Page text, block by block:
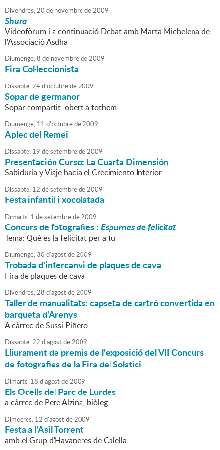
Divendres,20 de novembrede2009
Shura
Videofòrum i a continuació Debat amb Marta Michelena de
l'Associació Asdha
Diumenge,8 de novembrede2009
Fira Col·leccionista
Dissabte,24d'octubrede2009
Sopar de germanor
Sopar compartit obert a tothom
Diumenge, 11 d'octubrede2009
Aplec del Remei
Dissabte, 19 desetembrede2009
Presentación Curso: La Cuarta Dimensión
Sabiduría y Viaje hacia el Crecimiento Interior
Dissabte, 12 desetembrede2009
Festa infantil i xocolatada
Dimarts, 1 desetembrede2009
Concurs de fotografies :Espurnes de felicitat
Tema: Què es la felicitat per a tu
Diumenge,30 d'agostde2009
Trobada d'intercanvi de plaques de cava
Fira de plaques de cava
Divendres,28 d'agostde2009
Taller de manualitats: capseta de cartró convertida en
barqueta d'Arenys
A càrrec de Sussi Piñero
Dissabte,22 d'agostde2009
Lliurament de premis de l'exposició del VII Concurs
de fotografies de la Fira del Solstici
Dimarts, 18 d'agostde2009
Els Ocells del Parc de Lurdes
a càrrec de Pere Alzina, biòleg
Dimecres, 12 d'agostde2009
Festa a l'Asil Torrent
amb el Grup d'Havaneres de Calella